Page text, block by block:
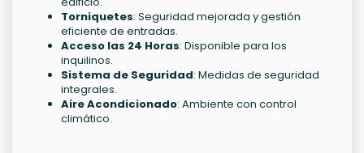
Torniquetes: Seguridad mejorada y gestión
eficiente de entradas.
Acceso las 24 Horas: Disponible para los
inquilinos.
Sistema de Seguridad: Medidas de seguridad
integrales.
Aire Acondicionado: Ambiente con control
climático.